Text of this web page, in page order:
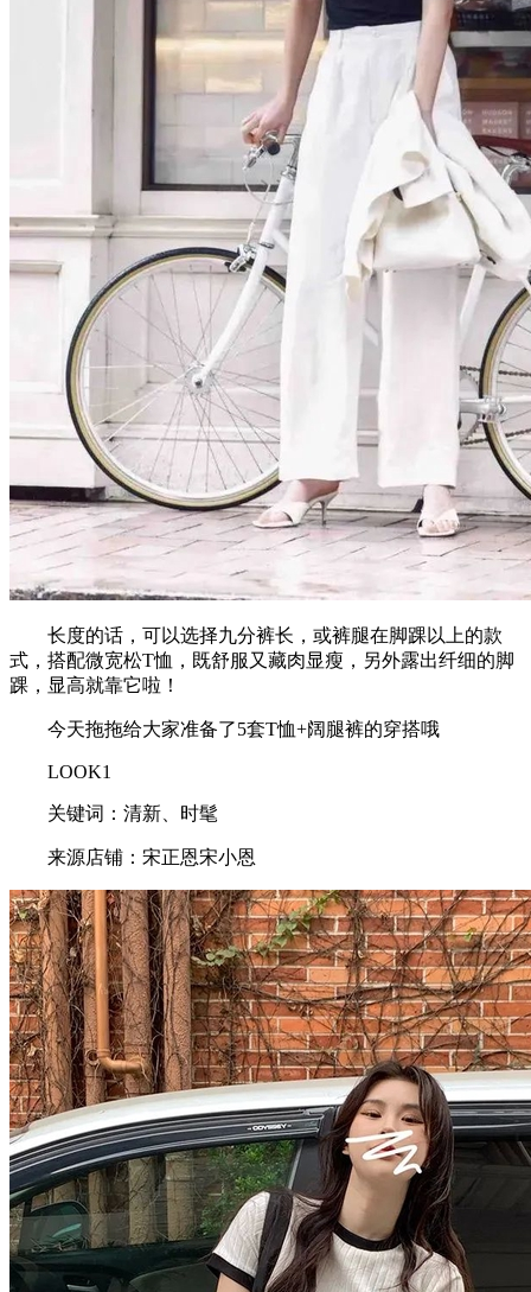
长度的话，可以选择九分裤长，或裤腿在脚踝以上的款
式，搭配微宽松T恤，既舒服又藏肉显瘦，另外露出纤细的脚
踝，显高就靠它啦！
今天拖拖给大家准备了5套T恤+阔腿裤的穿搭哦
LOOK1
关键词：清新、时髦
来源店铺：宋正恩宋小恩